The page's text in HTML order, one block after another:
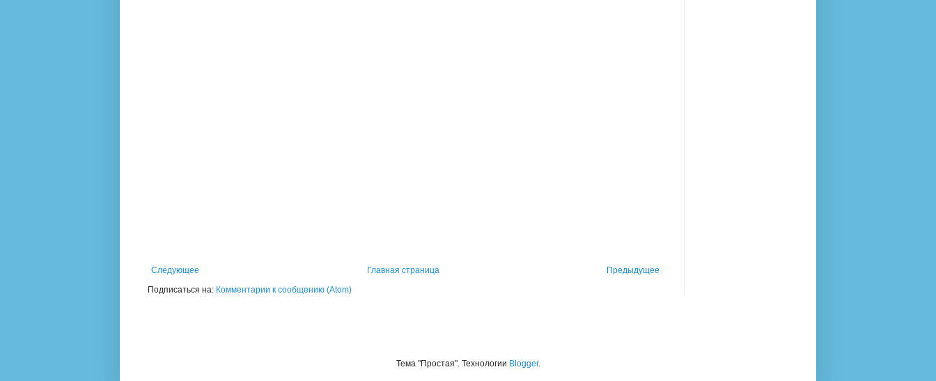
Следующее Предыдущее
Главная страница
Подписаться на: Комментарии к сообщению (Atom)
Тема "Простая". Технологии Blogger.